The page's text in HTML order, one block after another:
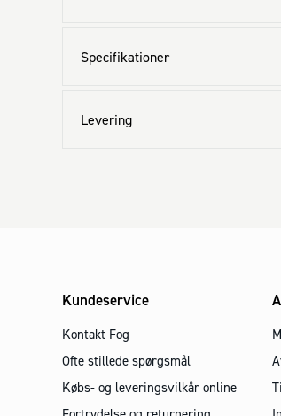
Specifikationer
Levering
Kundeservice
Kontakt Fog
Ofte stillede spørgsmål
Købs- og leveringsvilkår online